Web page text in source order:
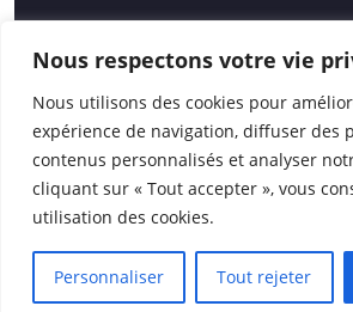
Nous respectons votre vie
Nous utilisons des cookies pour
expérience de navigation, diffuser des
contenus personnalisés et analyser
cliquant sur « Tout accepter », vous
utilisation des cookies.
Personnaliser Tout rejeter
Nouvelle
14 avenue Spinoza 94200 Ivry Sur
01 46 72 53 17 – gfen@gfen.asso.fr
© 2026|GFEN